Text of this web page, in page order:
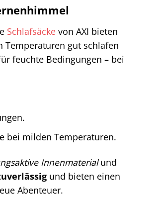
Schlafsäcke von AXI bieten
Temperaturen gut schlafen
feuchte Bedingungen – bei
bei milden Temperaturen.
Innenmaterialund
und bieten einen
Abenteuer.